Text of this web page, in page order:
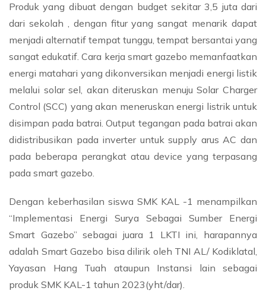
Produk yang dibuat dengan budget sekitar 3,5 juta dari
dari sekolah , dengan fitur yang sangat menarik dapat
menjadi alternatif tempat tunggu, tempat bersantai yang
sangat edukatif. Cara kerja smart gazebo memanfaatkan
energi matahari yang dikonversikan menjadi energi listik
melalui solar sel, akan diteruskan menuju Solar Charger
Control (SCC) yang akan meneruskan energi listrik untuk
disimpan pada batrai. Output tegangan pada batrai akan
didistribusikan pada inverter untuk supply arus AC dan
pada beberapa perangkat atau device yang terpasang
pada smart gazebo.
Dengan keberhasilan siswa SMK KAL -1 menampilkan
“Implementasi Energi Surya Sebagai Sumber Energi
Smart Gazebo” sebagai juara 1 LKTI ini, harapannya
adalah Smart Gazebo bisa dilirik oleh TNI AL/ Kodiklatal,
Yayasan Hang Tuah ataupun Instansi lain sebagai
produk SMK KAL-1 tahun 2023(yht/dar).